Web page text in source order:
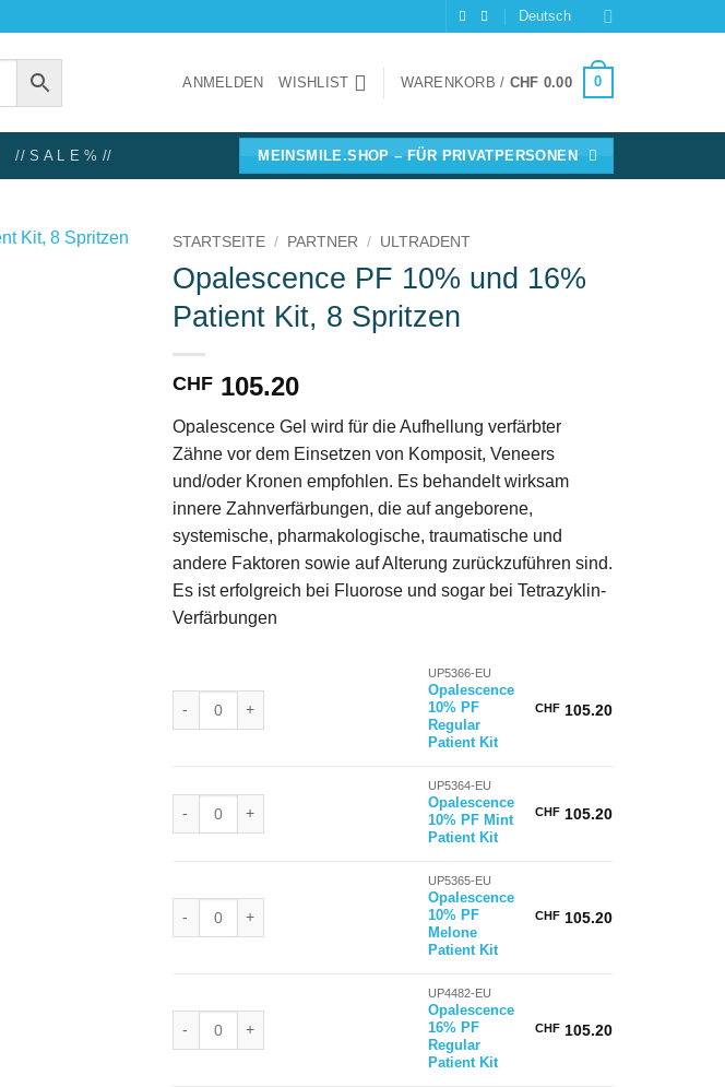
Deutsch
ANMELDEN WISHLIST WARENKORB / CHF 0.00 0
// S A L E % // MEINSMILE.SHOP – FÜR PRIVATPERSONEN
STARTSEITE / PARTNER / ULTRADENT
Opalescence PF 10% und 16%
Patient Kit, 8 Spritzen
CHF105.20
Opalescence Gel wird für die Aufhellung verfärbter
Zähne vor dem Einsetzen von Komposit, Veneers
und/oder Kronen empfohlen. Es behandelt wirksam
innere Zahnverfärbungen, die auf angeborene,
systemische, pharmakologische, traumatische und
andere Faktoren sowie auf Alterung zurückzuführen sind.
Es ist erfolgreich bei Fluorose und sogar bei Tetrazyklin-
Verfärbungen
Opalescence 10% PF Regular Patient Kit Menge
UP5366-EU
Opalescence
10% PF
Regular
Patient Kit
CHF105.20
Opalescence 10% PF Mint Patient Kit Menge
UP5364-EU
Opalescence
10% PF Mint
Patient Kit
CHF105.20
Opalescence 10% PF Melone Patient Kit Menge
UP5365-EU
Opalescence
10% PF
Melone
Patient Kit
CHF105.20
Opalescence 16% PF Regular Patient Kit Menge
UP4482-EU
Opalescence
16% PF
Regular
Patient Kit
CHF105.20